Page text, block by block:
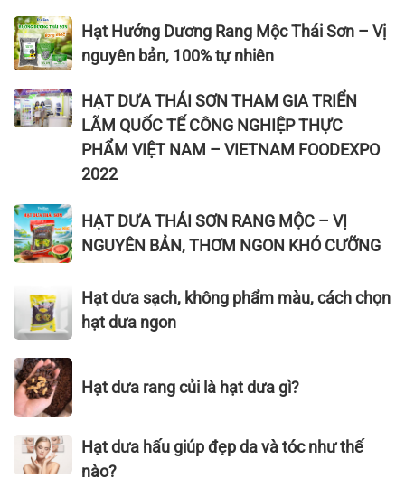
1kg
hạt
dưa
giá
bao
nhiêu?
TRÚNG
VÀNG
2023
–
HẠT
DƯA
Hạt
Hướng
Dương
Rang
Mộc
nguyên
bản,
100%
nhiên
Hạt Hướng Dương Rang Mộc Thái Sơn – Vị
nguyên bản, 100% tự nhiên
HẠT
DƯA
GIA
TRIỂN
LÃM
TẾ
CÔNG
NGHIỆP
THỰC
PHẨM
VIỆT
VIETNAM
HẠT DƯA THÁI SƠN THAM GIA TRIỂN
LÃM QUỐC TẾ CÔNG NGHIỆP THỰC
PHẨM VIỆT NAM – VIETNAM FOODEXPO
2022
HẠT
DƯA
THÁI
RANG
MỘC
–
VỊ
NGUYÊN
BẢN,
NGON
KHÓ
HẠT DƯA THÁI SƠN RANG MỘC – VỊ
NGUYÊN BẢN, THƠM NGON KHÓ CƯỠNG
dưa
sạch,
không
phẩm
màu,
cách
chọn
hạt
Hạt dưa sạch, không phẩm màu, cách chọn
hạt dưa ngon
Hạt
dưa
rang
là
hạt
Hạt dưa rang củi là hạt dưa gì?
Hạt
dưa
Hạt dưa hấu giúp đẹp da và tóc như thế
nào?